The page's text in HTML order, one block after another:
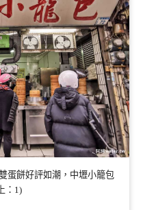
蛋餅好評如潮，中壢小籠包
：1)